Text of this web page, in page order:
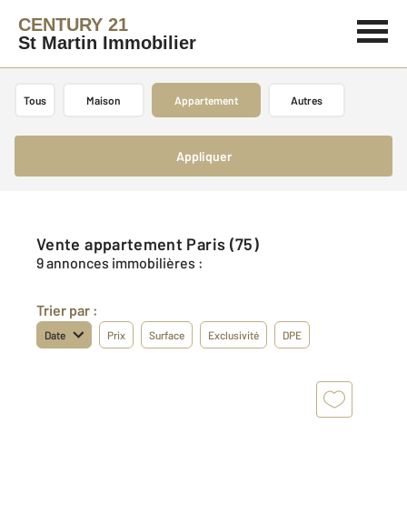
CENTURY 21
St Martin Immobilier
Tous Maison Appartement Autres
Appliquer
Vente appartement Paris (75)
9 annonces immobilières :
Trier par :
Date Prix Surface Exclusivité DPE